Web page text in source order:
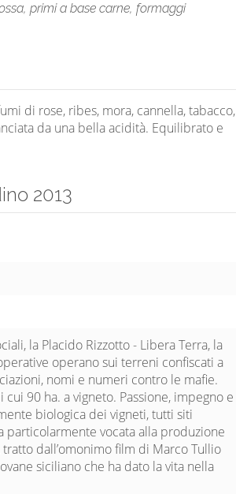
primi a base carne, formaggi
di rose, ribes, mora, cannella, tabacco,
da una bella acidità. Equilibrato e
2013
la Placido Rizzotto - Libera Terra, la
operano sui terreni confiscati a
nomi e numeri contro le mafie.
90 ha. a vigneto. Passione, impegno e
biologica dei vigneti, tutti siti
particolarmente vocata alla produzione
dall’omonimo film di Marco Tullio
siciliano che ha dato la vita nella